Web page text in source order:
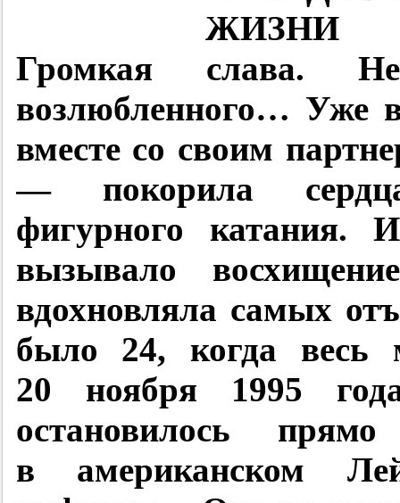
ЖИЗНИ
Громкая слава.
возлюбленного… Уже
вместе со своим
— покорила
фигурного катания.
вызывало
вдохновляла самых
было 24, когда весь
20 ноября 1995
остановилось
в американском